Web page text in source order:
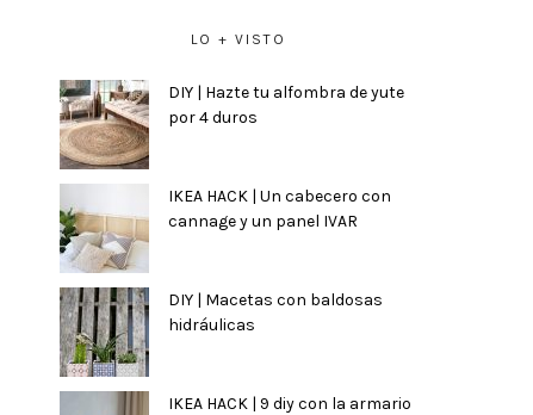
LO + VISTO
DIY | Hazte tu alfombra de yute
por 4 duros
IKEA HACK | Un cabecero con
cannage y un panel IVAR
DIY | Macetas con baldosas
hidráulicas
IKEA HACK | 9 diy con la armario